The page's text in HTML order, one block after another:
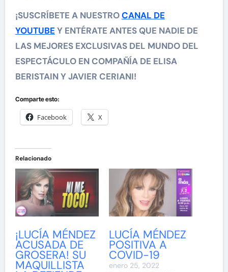
¡SUSCRÍBETE A NUESTROCANAL DE
YOUTUBE Y ENTÉRATE ANTES QUE NADIE DE
LAS MEJORES EXCLUSIVAS DEL MUNDO DEL
ESPECTÁCULO EN COMPAÑÍA DE ELISA
BERISTAIN Y JAVIER CERIANI!
Comparte esto:
Facebook X
Relacionado
¡LUCÍA MÉNDEZ
ACUSADA DE
GROSERA! SU
MAQUILLISTA
LUCÍA MÉNDEZ
POSITIVA A
COVID-19
enero 25, 2022